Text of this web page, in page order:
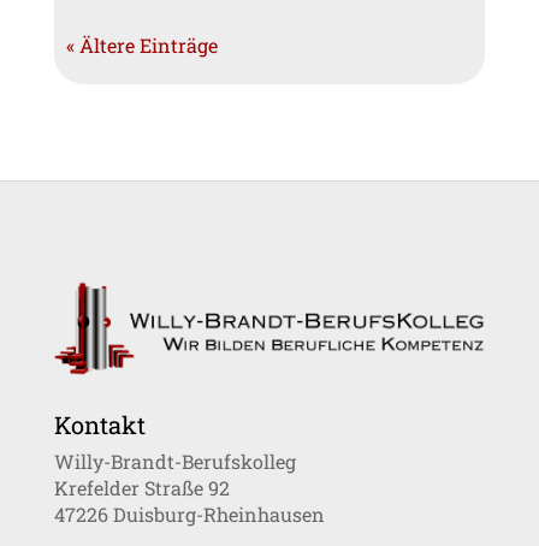
« Ältere Einträge
Kontakt
Willy-Brandt-Berufskolleg
Krefelder Straße 92
47226 Duisburg-Rheinhausen